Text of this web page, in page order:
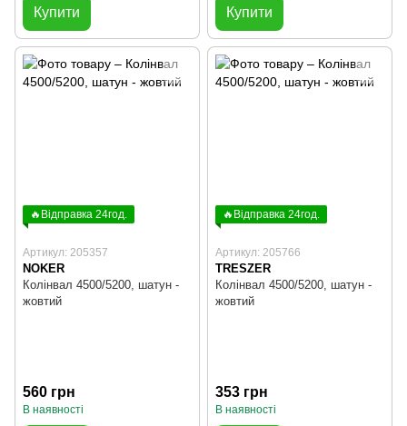
Купити Купити
🔥Відправка 24год.
Артикул: 205357
NOKER
Колінвал 4500/5200, шатун -
жовтий
560 грн
В наявності
🔥Відправка 24год.
Артикул: 205766
TRESZER
Колінвал 4500/5200, шатун -
жовтий
353 грн
В наявності